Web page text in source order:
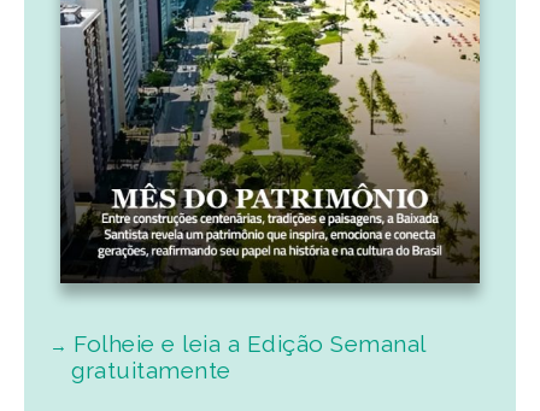
Folheie e leia a Edição Semanal
gratuitamente